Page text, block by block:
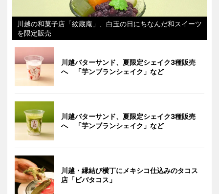
川越の和菓子店「紋蔵庵」、白玉の日にちなんだ和スイーツ
を限定販売
川越バターサンド、夏限定シェイク3種販売
へ 「芋ンブランシェイク」など
川越バターサンド、夏限定シェイク3種販売
へ 「芋ンブランシェイク」など
川越・縁結び横丁にメキシコ仕込みのタコス
店「ビバタコス」